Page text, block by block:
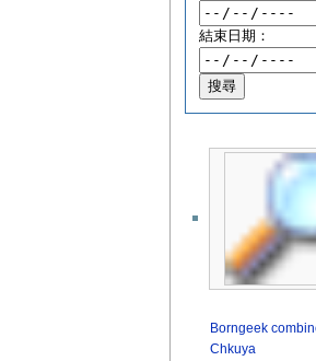
結束日期：
搜尋
Borngeek
Chkuya